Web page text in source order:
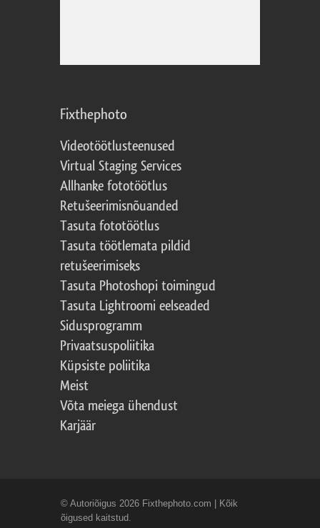
Fixthephoto
Videotöötlusteenused
Virtual Staging Services
Allhanke fototöötlus
Retušeerimisnõuanded
Tasuta fototöötlus
Tasuta töötlemata pildid
retušeerimiseks
Tasuta Photoshopi toimingud
Tasuta Lightroomi eelseaded
Sidusprogramm
Privaatsuspoliitika
Küpsiste poliitika
Meist
Võta meiega ühendust
Karjäär
© Autoriõigus 2026 Fixthephoto.com | Kõik
õigused kaitstud.